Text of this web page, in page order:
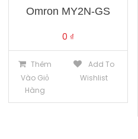
Omron MY2N-GS
0 ₫
Thêm
Vào Giỏ
Hàng
Add To
Wishlist